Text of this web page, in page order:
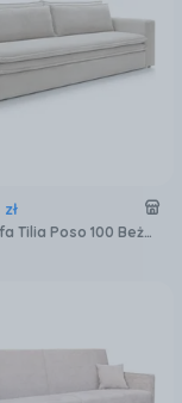
zł
Piaski Sofa Tilia Poso 100 Beżowy